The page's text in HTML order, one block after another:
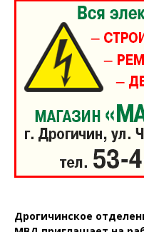
Дрогичинское